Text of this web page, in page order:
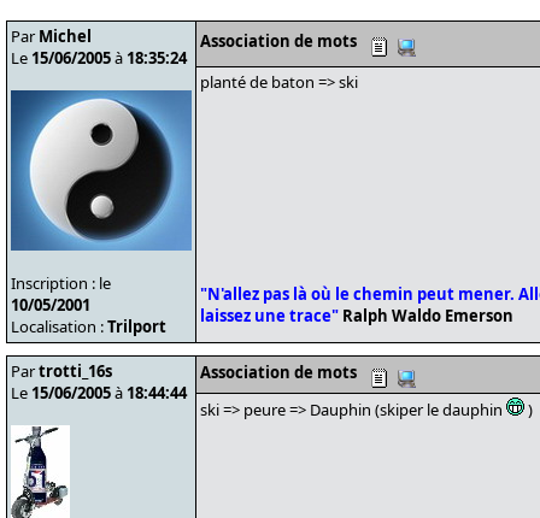
Par Michel
Le 15/06/2005à 18:35:24
Inscription : le
10/05/2001
Localisation :Trilport
Association de mots
planté de baton => ski
"N'allez pas là où le chemin peut mener.
laissez une trace" Ralph Waldo Emerson
Partrotti_16s
Le 15/06/2005à 18:44:44
Association de mots
ski => peure => Dauphin (skiper le dauphin
)